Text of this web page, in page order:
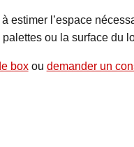
à estimer l’espace
ou la surface du
boxou demander un